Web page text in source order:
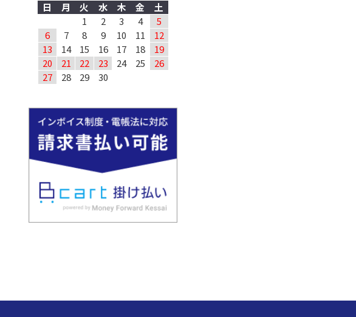
日
月 火 水 木 金
土
1
2 3 4
5
6
7 8 9 10 11
12
13
14 15 16 17 18
19
20
21 22 23 24 25
26
27
28 29 30